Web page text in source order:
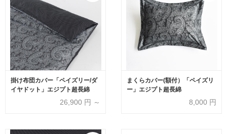
掛け布団カバー「ペイズリー/ダ
イヤドット」エジプト超長綿
26,900 円 ～
まくらカバー(額付）「ペイズリ
ー」エジプト超長綿
8,000 円